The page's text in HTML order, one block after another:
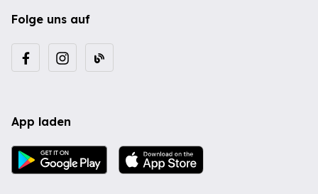
Folge uns auf
App laden